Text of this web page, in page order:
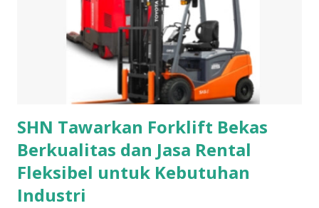
berupa rantai atau pita yang melingkari leher. Sedangkan
untuk bagian hiasan biasanya terbuat dari bahan bahan yang
berharga seperti berlian, mutiara, ruby, emerald, garnet dan
safir. Selain sebagai hiasan, kalung juga berfungsi sebagai
simbol dari kekayaan atau status tertentu di Masyarakat....
SHN Tawarkan Forklift Bekas
Berkualitas dan Jasa Rental
Fleksibel untuk Kebutuhan
Industri